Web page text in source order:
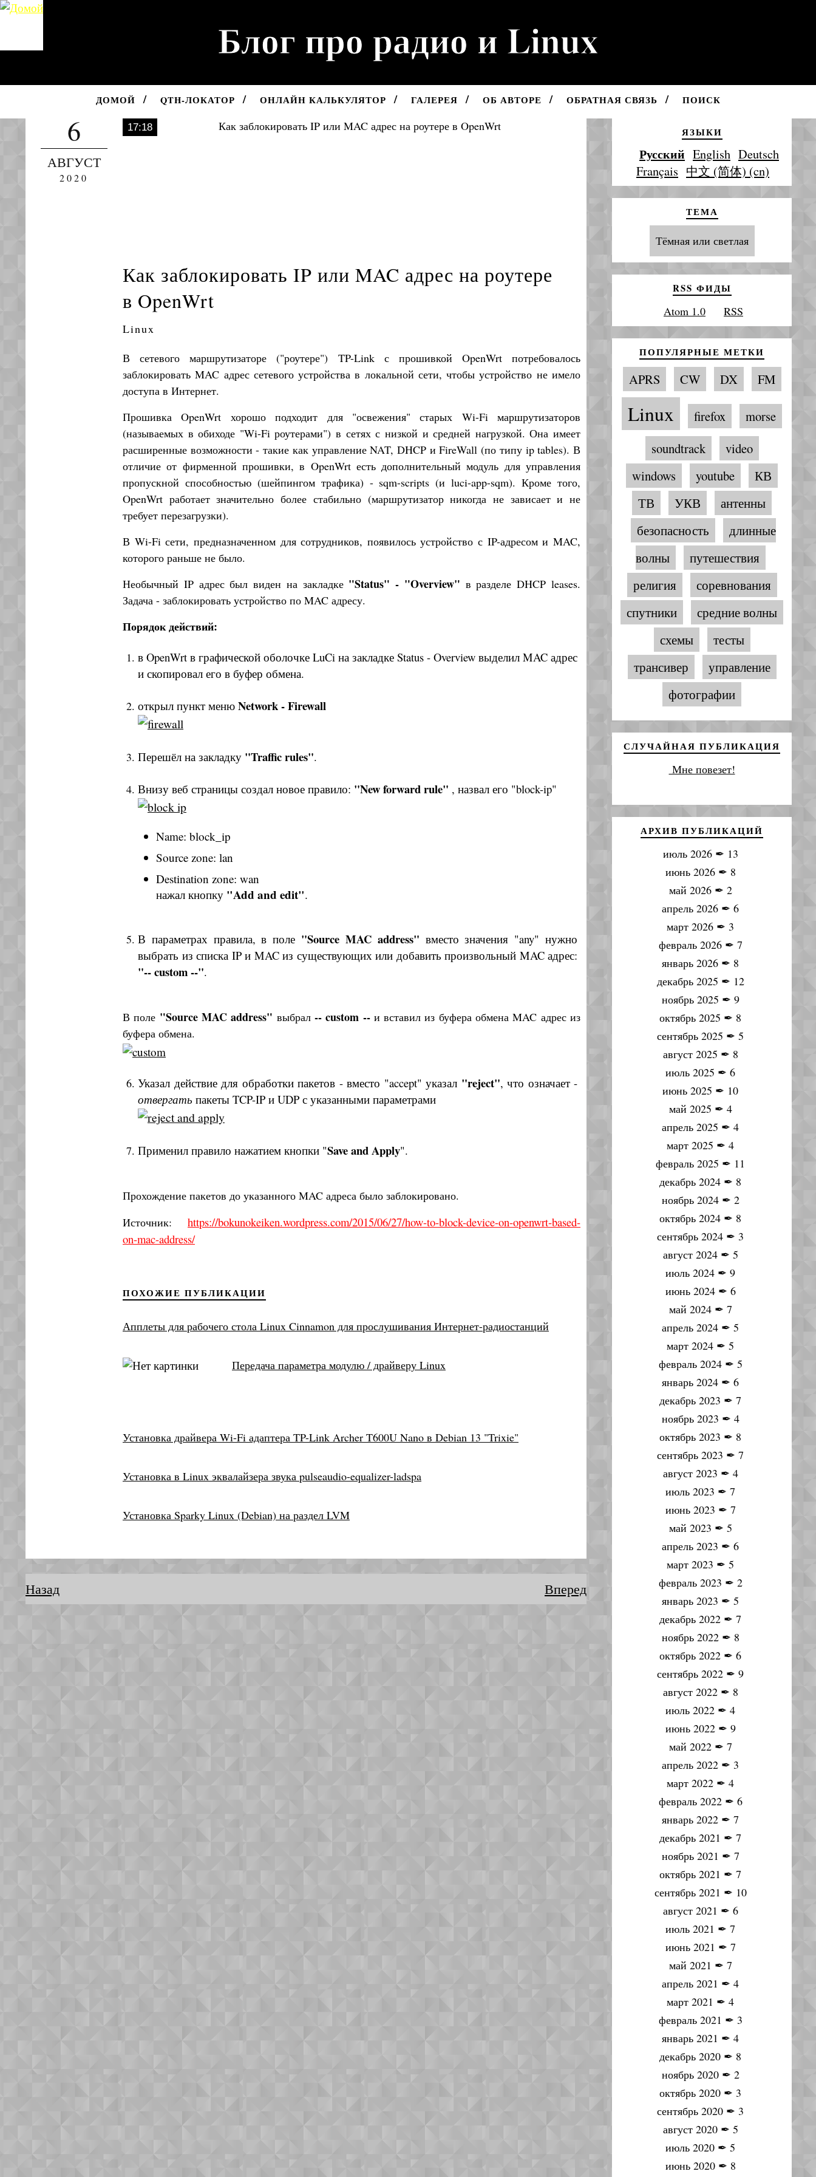
Блог про радио и Linux
ДОМОЙ QTH-ЛОКАТОР ОНЛАЙН КАЛЬКУЛЯТОР ГАЛЕРЕЯ ОБ АВТОРЕ ОБРАТНАЯ СВЯЗЬ ПОИСК
6
АВГУСТ
2020
17:18
Как заблокировать IP или MAC адрес на роутере
в OpenWrt
Linux
В сетевого маршрутизаторе ("роутере") TP-Link с прошивкой OpenWrt потребовалось
заблокировать MAC адрес сетевого устройства в локальной сети, чтобы устройство не имело
доступа в Интернет.
Прошивка OpenWrt хорошо подходит для "освежения" старых Wi-Fi маршрутизаторов
(называемых в обиходе "Wi-Fi роутерами") в сетях с низкой и средней нагрузкой. Она имеет
расширенные возможности - такие как управление NAT, DHCP и FireWall (по типу ip tables). В
отличие от фирменной прошивки, в OpenWrt есть дополнительный модуль для управления
пропускной способностью (шейпингом трафика) - sqm-scripts (и luci-app-sqm). Кроме того,
OpenWrt работает значительно более стабильно (маршрутизатор никогда не зависает и не
требует перезагрузки).
В Wi-Fi сети, предназначенном для сотрудников, появилось устройство с IP-адресом и MAC,
которого раньше не было.
Необычный IP адрес был виден на закладке "Status" - "Overview" в разделе DHCP leases.
Задача - заблокировать устройство по MAC адресу.
Порядок действий:
в OpenWrt в графической оболочке LuCi на закладке Status - Overview выделил MAC адрес
и скопировал его в буфер обмена.
открыл пункт меню Network - Firewall
Перешёл на закладку "Traffic rules".
Внизу веб страницы создал новое правило: "New forward rule" , назвал его "block-ip"
Name: block_ip
Source zone: lan
Destination zone: wan
нажал кнопку "Add and edit".
В параметрах правила, в поле "Source MAC address" вместо значения "any" нужно
выбрать из списка IP и MAC из существующих или добавить произвольный MAC адрес:
"-- custom --".
В поле "Source MAC address" выбрал -- custom --и вставил из буфера обмена MAC адрес из
буфера обмена.
Указал действие для обработки пакетов - вместо "accept" указал "reject", что означает -
отвергать пакеты TCP-IP и UDP с указанными параметрами
Применил правило нажатием кнопки "Save and Apply".
Прохождение пакетов до указанного MAC адреса было заблокировано.
Источник: https://bokunokeiken.wordpress.com/2015/06/27/how-to-block-device-on-openwrt-based-
on-mac-address/
ПОХОЖИЕ ПУБЛИКАЦИИ
Апплеты для рабочего стола Linux Cinnamon для прослушивания Интернет-радиостанций
Передача параметра модулю / драйверу Linux
Установка драйвера Wi-Fi адаптера TP-Link Archer T600U Nano в Debian 13 "Trixie"
Установка в Linux эквалайзера звука pulseaudio-equalizer-ladspa
Установка Sparky Linux (Debian) на раздел LVM
Назад Вперед
ЯЗЫКИ
Русский English Deutsch
Français 中文 (简体) (cn)
ТЕМА
Тёмная или светлая
RSS ФИДЫ
Atom 1.0 RSS
ПОПУЛЯРНЫЕ МЕТКИ
APRS CW DX FM
Linux firefox
morse
soundtrack
video
windows
youtube
КВ
ТВ
УКВ
антенны
безопасность
длинные
волны
путешествия
религия
соревнования
спутники
средние волны
схемы
тесты
трансивер
управление
фотографии
СЛУЧАЙНАЯ ПУБЛИКАЦИЯ
Мне повезет!
АРХИВ ПУБЛИКАЦИЙ
июль 2026✒ 13
июнь 2026✒ 8
май 2026✒ 2
апрель 2026 ✒ 6
март 2026 ✒ 3
февраль 2026✒ 7
январь 2026 ✒ 8
декабрь 2025 ✒ 12
ноябрь 2025 ✒ 9
октябрь 2025 ✒ 8
сентябрь 2025 ✒ 5
август 2025 ✒ 8
июль 2025 ✒ 6
июнь 2025 ✒ 10
май 2025 ✒ 4
апрель 2025 ✒ 4
март 2025 ✒ 4
февраль 2025 ✒ 11
декабрь 2024 ✒ 8
ноябрь 2024✒ 2
октябрь 2024 ✒ 8
сентябрь 2024 ✒ 3
август 2024✒ 5
июль 2024 ✒ 9
июнь 2024✒ 6
май 2024✒ 7
апрель 2024 ✒ 5
март 2024 ✒ 5
февраль 2024✒ 5
январь 2024 ✒ 6
декабрь 2023 ✒ 7
ноябрь 2023 ✒ 4
октябрь 2023 ✒ 8
сентябрь 2023 ✒ 7
август 2023 ✒ 4
июль 2023 ✒ 7
июнь 2023 ✒ 7
май 2023 ✒ 5
апрель 2023 ✒ 6
март 2023 ✒ 5
февраль 2023 ✒ 2
январь 2023 ✒ 5
декабрь 2022 ✒ 7
ноябрь 2022✒ 8
октябрь 2022 ✒ 6
сентябрь 2022 ✒ 9
август 2022✒ 8
июль 2022 ✒ 4
июнь 2022✒ 9
май 2022✒ 7
апрель 2022 ✒ 3
март 2022 ✒ 4
февраль 2022✒ 6
январь 2022 ✒ 7
декабрь 2021 ✒ 7
ноябрь 2021 ✒ 7
октябрь 2021 ✒ 7
сентябрь 2021 ✒ 10
август 2021 ✒ 6
июль 2021 ✒ 7
июнь 2021 ✒ 7
май 2021 ✒ 7
апрель 2021 ✒ 4
март 2021 ✒ 4
февраль 2021 ✒ 3
январь 2021 ✒ 4
декабрь 2020 ✒ 8
ноябрь 2020✒ 2
октябрь 2020 ✒ 3
сентябрь 2020 ✒ 3
август 2020✒ 5
июль 2020 ✒ 5
июнь 2020✒ 8